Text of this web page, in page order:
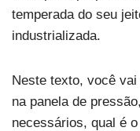
temperada do seu
industrializada.
Neste texto, você
na panela de
necessários, qual é